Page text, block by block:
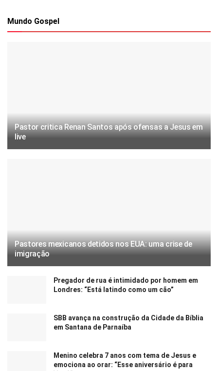
Mundo Gospel
Pastor critica Renan Santos após ofensas a Jesus em
live
Pastores mexicanos detidos nos EUA: uma crise de
imigração
Pregador de rua é intimidado por homem em
Londres: “Está latindo como um cão”
SBB avança na construção da Cidade da Bíblia
em Santana de Parnaíba
Menino celebra 7 anos com tema de Jesus e
emociona ao orar: “Esse aniversário é para